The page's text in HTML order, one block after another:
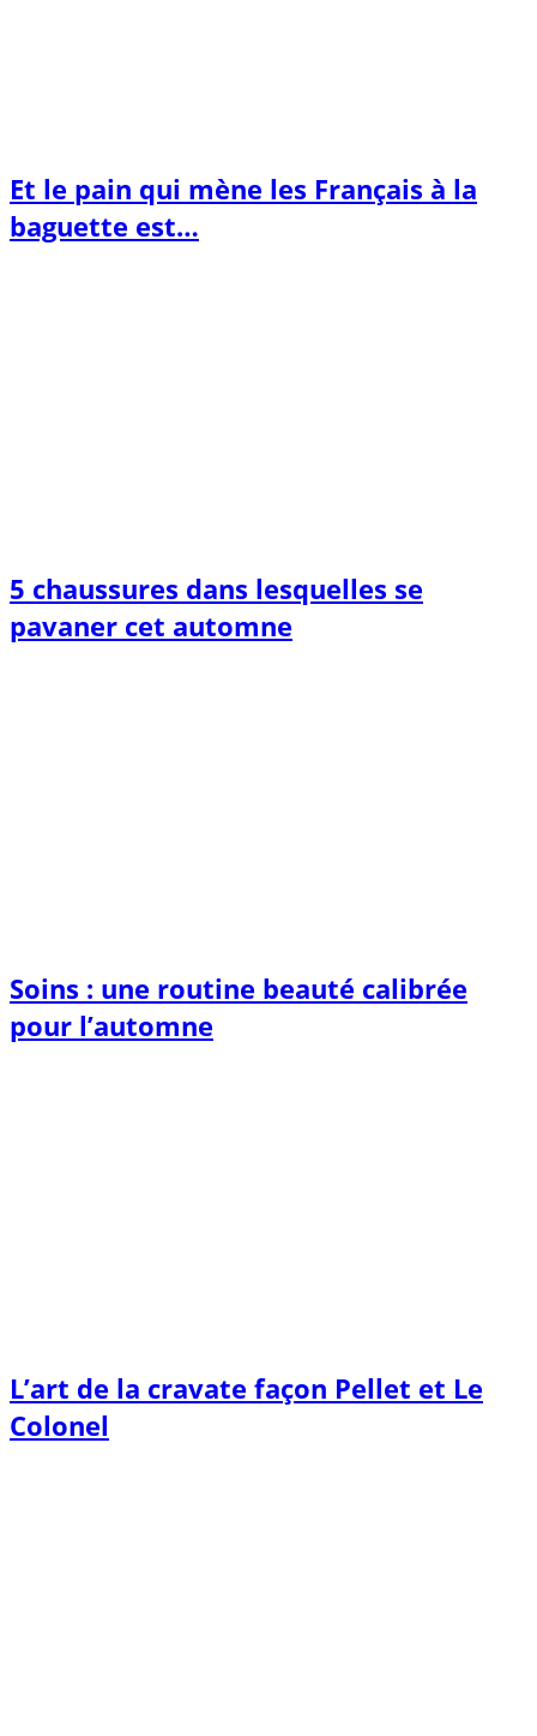
Et le pain qui mène les Français à la
baguette est…
5 chaussures dans lesquelles se
pavaner cet automne
Soins : une routine beauté calibrée
pour l’automne
L’art de la cravate façon Pellet et Le
Colonel